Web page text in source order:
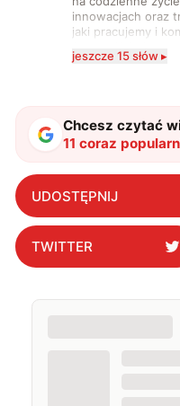
innowacjach oraz
jaki pracujemy i
Szczególnie
technologii a
jeszcze 15 słów ▸
Chcesz czytać
11 coraz
rynku stale
UDOSTĘPNIJ
TWITTER